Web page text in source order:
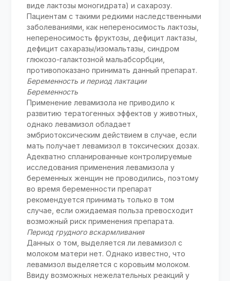
виде лактозы моногидрата) и сахарозу.
Пациентам с такими редкими наследственными
заболеваниями, как непереносимость лактозы,
непереносимость фруктозы, дефицит лактазы,
дефицит сахаразы/изомальтазы, синдром
глюкозо-галактозной мальабсорбции,
противопоказано принимать данный препарат.
Беременность и период лактации
Беременность
Применение левамизола не приводило к
развитию тератогенных эффектов у животных,
однако левамизол обладает
эмбриотоксическим действием в случае, если
мать получает левамизол в токсических дозах.
Адекватно спланированные контролируемые
исследования применения левамизола у
беременных женщин не проводились, поэтому
во время беременности препарат
рекомендуется принимать только в том
случае, если ожидаемая польза превосходит
возможный риск применения препарата.
Период грудного вскармливания
Данных о том, выделяется ли левамизол с
молоком матери нет. Однако известно, что
левамизол выделяется с коровьим молоком.
Ввиду возможных нежелательных реакций у